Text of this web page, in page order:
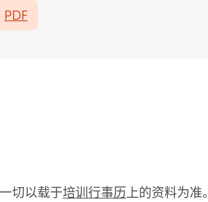
PDF
切以载于培训行事历上的资料为准。